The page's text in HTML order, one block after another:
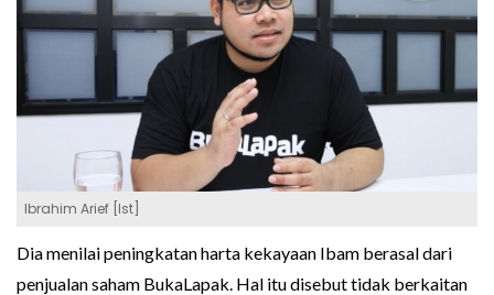
Ibrahim Arief [Ist]
Dia menilai peningkatan harta kekayaan Ibam berasal dari
penjualan saham BukaLapak. Hal itu disebut tidak berkaitan